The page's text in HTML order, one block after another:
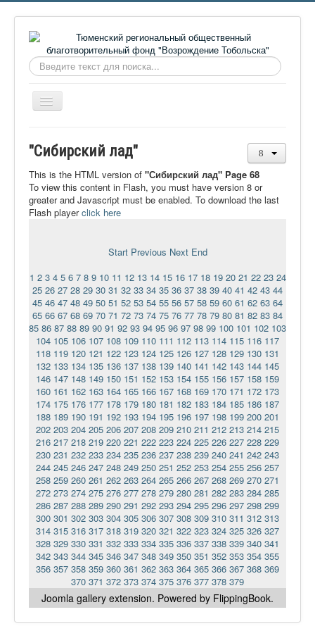
Искать...
Включить/
выключить
О фонде
Онлайн библиотека
Видеоматериалы
Сайт проекта Достоевский
Ермаковополе.рф
"Сибирский лад"
This is the HTML version of "Сибирский лад" Page 68
To view this content in Flash, you must have version 8 or
greater and Javascript must be enabled. To download the last
Flash playerclick here
Start Previous Next End
1 2 3 4 5 6 7 8 9 10 11 12 13 14 15 16 17 18 19 20 21 22 23 24
25 26 27 28 29 30 31 32 33 34 35 36 37 38 39 40 41 42 43 44
45 46 47 48 49 50 51 52 53 54 55 56 57 58 59 60 61 62 63 64
65 66 67 68 69 70 71 72 73 74 75 76 77 78 79 80 81 82 83 84
85 86 87 88 89 90 91 92 93 94 95 96 97 98 99 100 101 102 103
104 105 106 107 108 109 110 111 112 113 114 115 116 117
118 119 120 121 122 123 124 125 126 127 128 129 130 131
132 133 134 135 136 137 138 139 140 141 142 143 144 145
146 147 148 149 150 151 152 153 154 155 156 157 158 159
160 161 162 163 164 165 166 167 168 169 170 171 172 173
174 175 176 177 178 179 180 181 182 183 184 185 186 187
188 189 190 191 192 193 194 195 196 197 198 199 200 201
202 203 204 205 206 207 208 209 210 211 212 213 214 215
216 217 218 219 220 221 222 223 224 225 226 227 228 229
230 231 232 233 234 235 236 237 238 239 240 241 242 243
244 245 246 247 248 249 250 251 252 253 254 255 256 257
258 259 260 261 262 263 264 265 266 267 268 269 270 271
272 273 274 275 276 277 278 279 280 281 282 283 284 285
286 287 288 289 290 291 292 293 294 295 296 297 298 299
300 301 302 303 304 305 306 307 308 309 310 311 312 313
314 315 316 317 318 319 320 321 322 323 324 325 326 327
328 329 330 331 332 333 334 335 336 337 338 339 340 341
342 343 344 345 346 347 348 349 350 351 352 353 354 355
356 357 358 359 360 361 362 363 364 365 366 367 368 369
370 371 372 373 374 375 376 377 378 379
Joomla gallery extension. Powered by FlippingBook.